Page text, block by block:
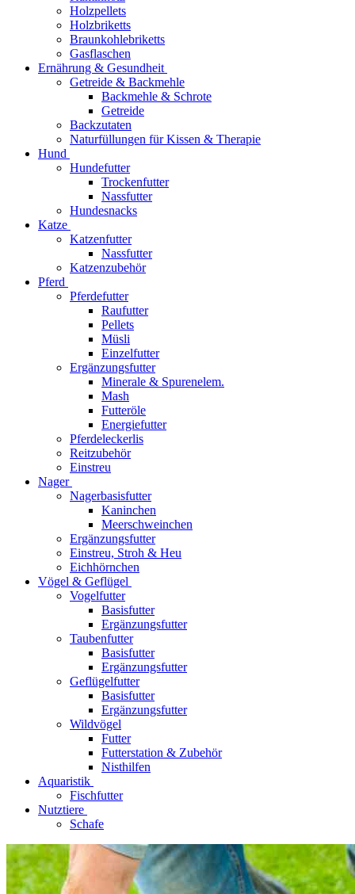
Holzpellets
Holzbriketts
Braunkohlebriketts
Gasflaschen
Ernährung & Gesundheit
Getreide & Backmehle
Backmehle & Schrote
Getreide
Backzutaten
Naturfüllungen für Kissen & Therapie
Hund
Hundefutter
Trockenfutter
Nassfutter
Hundesnacks
Katze
Katzenfutter
Nassfutter
Katzenzubehör
Pferd
Pferdefutter
Raufutter
Pellets
Müsli
Einzelfutter
Ergänzungsfutter
Minerale & Spurenelem.
Mash
Futteröle
Energiefutter
Pferdeleckerlis
Reitzubehör
Einstreu
Nager
Nagerbasisfutter
Kaninchen
Meerschweinchen
Ergänzungsfutter
Einstreu, Stroh & Heu
Eichhörnchen
Vögel & Geflügel
Vogelfutter
Basisfutter
Ergänzungsfutter
Taubenfutter
Basisfutter
Ergänzungsfutter
Geflügelfutter
Basisfutter
Ergänzungsfutter
Wildvögel
Futter
Futterstation & Zubehör
Nisthilfen
Aquaristik
Fischfutter
Nutztiere
Schafe